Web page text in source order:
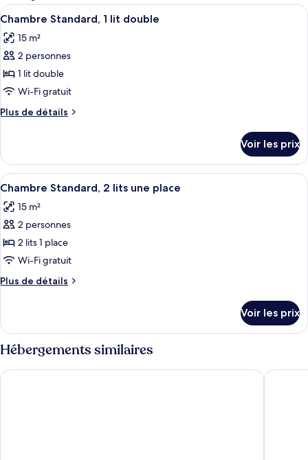
les
chambres
Afficher
toutes
les
photos
pour
ce
type
de
Chambre
Standard,
1
lit
double
Une chambre d’hôtel avec un
5
Chambre Standard, 1 lit double
15 m²
2 personnes
1 lit double
Wi-Fi gratuit
Plus de détails
Plus
le
type
de
Chambre
Standard,
lit
double
Voir les prix
Afficher
toutes
les
photos
pour
ce
type
de
Chambre
Standard,
2
lits
Une salle de bain avec un grand
6
Chambre Standard, 2 lits une place
15 m²
2 personnes
2 lits 1 place
Wi-Fi gratuit
Plus de détails
Plus
le
type
de
chambre
Chambre
Voir les prix
Hébergements similaires
ibis budget Hyères Centre Ville ibis